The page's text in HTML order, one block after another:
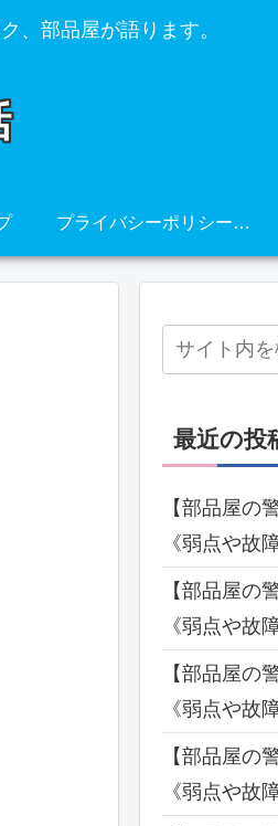
、部品屋が語ります。
プライバシーポリシー・免責事項
最近の投
【部品屋の
《弱点や故
【部品屋の
《弱点や故
【部品屋の
《弱点や故
【部品屋の
《弱点や故